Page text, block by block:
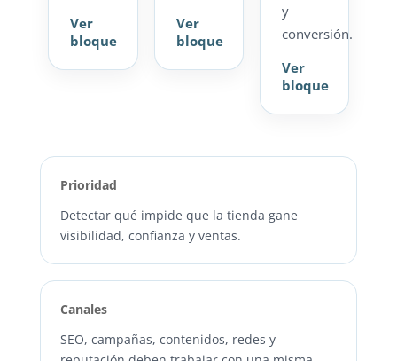
Ver
bloque
Ver
bloque
y
conversión.
Ver
bloque
Prioridad
Detectar qué impide que la tienda gane
visibilidad, confianza y ventas.
Canales
SEO, campañas, contenidos, redes y